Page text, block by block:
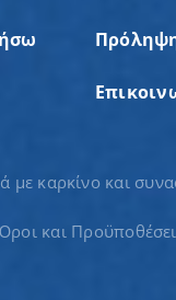
με καρκίνο και
και